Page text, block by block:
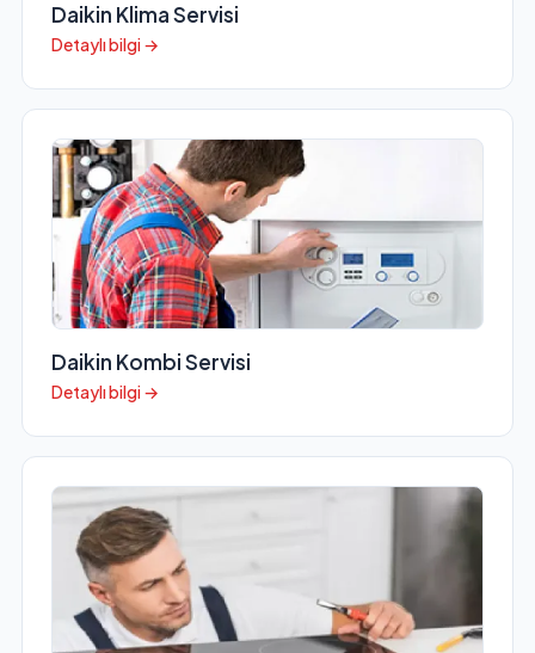
Daikin Klima Servisi
Detaylı bilgi →
Daikin Kombi Servisi
Detaylı bilgi →